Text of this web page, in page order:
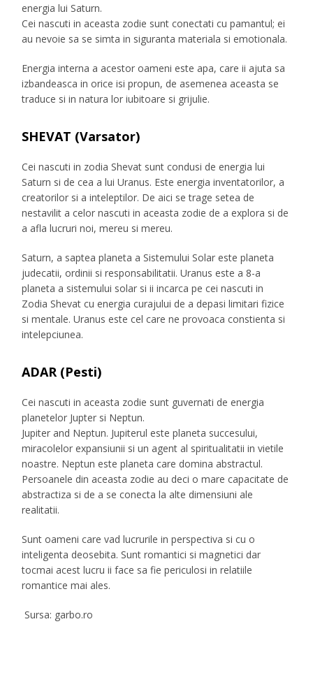
energia lui Saturn.
Cei nascuti in aceasta zodie sunt conectati cu pamantul; ei
au nevoie sa se simta in siguranta materiala si emotionala.
Energia interna a acestor oameni este apa, care ii ajuta sa
izbandeasca in orice isi propun, de asemenea aceasta se
traduce si in natura lor iubitoare si grijulie.
SHEVAT (Varsator)
Cei nascuti in zodia Shevat sunt condusi de energia lui
Saturn si de cea a lui Uranus. Este energia inventatorilor, a
creatorilor si a inteleptilor. De aici se trage setea de
nestavilit a celor nascuti in aceasta zodie de a explora si de
a afla lucruri noi, mereu si mereu.
Saturn, a saptea planeta a Sistemului Solar este planeta
judecatii, ordinii si responsabilitatii. Uranus este a 8-a
planeta a sistemului solar si ii incarca pe cei nascuti in
Zodia Shevat cu energia curajului de a depasi limitari fizice
si mentale. Uranus este cel care ne provoaca constienta si
intelepciunea.
ADAR (Pesti)
Cei nascuti in aceasta zodie sunt guvernati de energia
planetelor Jupter si Neptun.
Jupiter and Neptun. Jupiterul este planeta succesului,
miracolelor expansiunii si un agent al spiritualitatii in vietile
noastre. Neptun este planeta care domina abstractul.
Persoanele din aceasta zodie au deci o mare capacitate de
abstractiza si de a se conecta la alte dimensiuni ale
realitatii.
Sunt oameni care vad lucrurile in perspectiva si cu o
inteligenta deosebita. Sunt romantici si magnetici dar
tocmai acest lucru ii face sa fie periculosi in relatiile
romantice mai ales.
Sursa: garbo.ro